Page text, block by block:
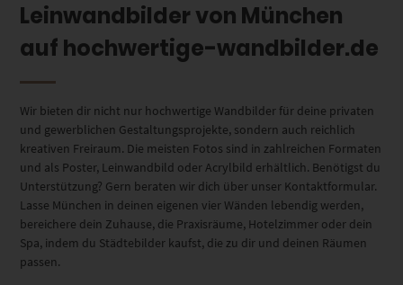
Leinwandbilder von München
auf hochwertige-wandbilder.de
Wir bieten dir nicht nur hochwertige Wandbilder für deine privaten
und gewerblichen Gestaltungsprojekte, sondern auch reichlich
kreativen Freiraum. Die meisten Fotos sind in zahlreichen Formaten
und als Poster, Leinwandbild oder Acrylbild erhältlich. Benötigst du
Unterstützung? Gern beraten wir dich über unser Kontaktformular.
Lasse München in deinen eigenen vier Wänden lebendig werden,
bereichere dein Zuhause, die Praxisräume, Hotelzimmer oder dein
Spa, indem du Städtebilder kaufst, die zu dir und deinen Räumen
passen.